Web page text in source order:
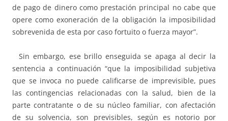
de pago de dinero como prestación principal no cabe que
opere como exoneración de la obligación la imposibilidad
sobrevenida de esta por caso fortuito o fuerza mayor”.
Sin embargo, ese brillo enseguida se apaga al decir la
sentencia a continuación “que la imposibilidad subjetiva
que se invoca no puede calificarse de imprevisible, pues
las contingencias relacionadas con la salud, bien de la
parte contratante o de su núcleo familiar, con afectación
de su solvencia, son previsibles, según es notorio por